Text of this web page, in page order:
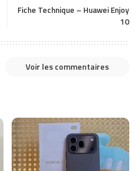
Fiche Technique – Huawei Enjoy
10
Voir les commentaires